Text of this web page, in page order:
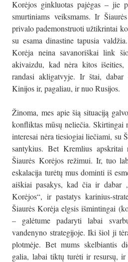
Korėjos ginkluotas pajėgas – jie
smurtiniams veiksmams. Ir
privalo pademonstruoti užtikrintai
su esama dinastine tapusia
Korėja neina savanoriškai link
akivaizdu, kad nėra kitos
randasi akligatvyje. Ir štai,
Kinijos ir, pagaliau, ir nuo Rusijos.
Žinoma, mes apie šią situaciją
konfliktas mūsų neliečia. Skirtingai
interesai nėra tiesiogiai liečiami, su
santykius. Bet Kremlius apskritai
Šiaurės Korėjos režimui. Ir, tuo
eskalacija turėtų mus dominti iš
aiškiai pasakys, kad čia ir dabar
Korėjos“, ir pastatys karinius-
Šiaurės Korėja elgsis išmintingai
– galėtume padaryti labai
vandenyno strategijoje. Iki šiol ji
plotmėje. Bet mums skelbiantis
galia, labai tiktų turėti ir resursų,